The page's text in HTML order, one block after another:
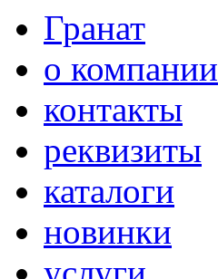
Гранат
о компании
контакты
реквизиты
каталоги
новинки